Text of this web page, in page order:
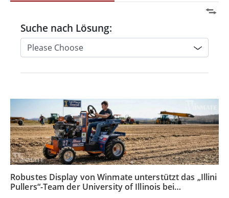
Suche nach Lösung:
Robustes Display von Winmate unterstützt das „Illini
Pullers“-Team der University of Illinois bei